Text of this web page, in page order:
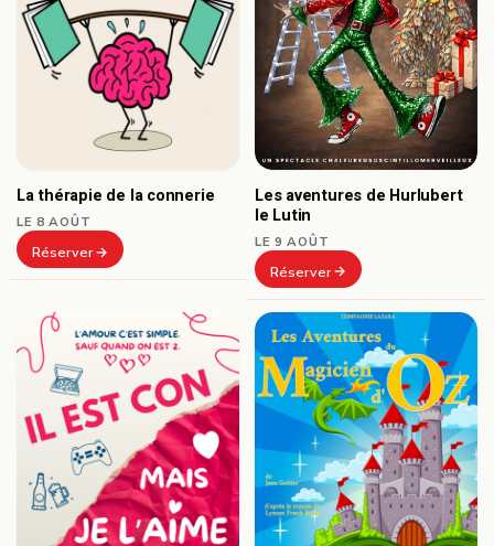
La thérapie de la connerie
LE 8 AOÛT
Réserver
Les aventures de Hurlubert
le Lutin
LE 9 AOÛT
Réserver